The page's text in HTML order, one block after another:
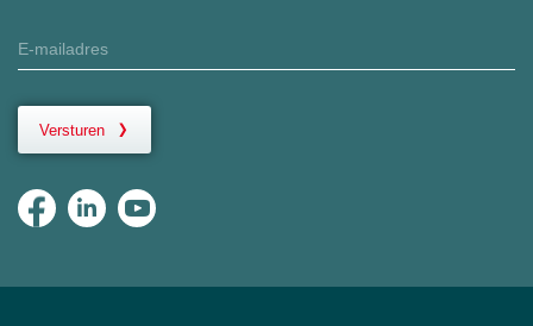
Versturen